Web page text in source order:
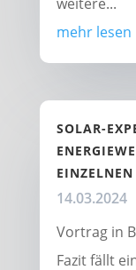
mehr lesen
SOLAR-
EINZELNEN
14.03.2024
Vortrag in
Fazit fällt